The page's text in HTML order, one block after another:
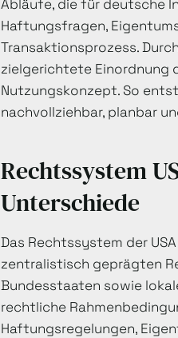
Abläufe, die für deutsche
Haftungsfragen,
Transaktionsprozess.
zielgerichtete Einordnung
Nutzungskonzept. So
nachvollziehbar, planbar
Rechtssystem
Unterschiede
Das Rechtssystem der
zentralistisch geprägten
Bundesstaaten sowie
rechtliche
Haftungsregelungen,